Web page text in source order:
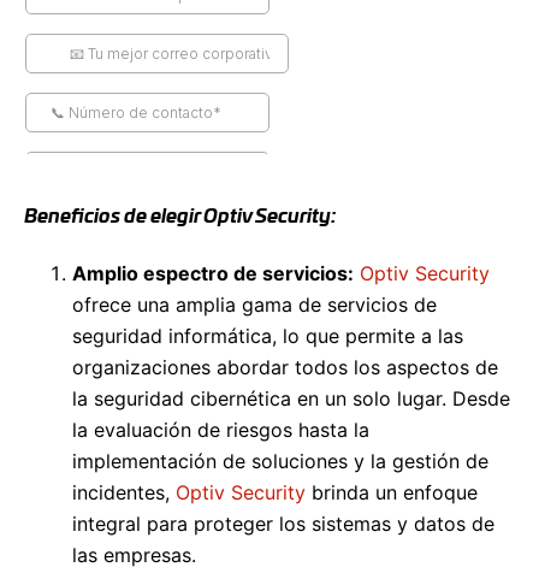
Beneficios de elegir Optiv Security:
Amplio espectro de servicios: Optiv Security
ofrece una amplia gama de servicios de
seguridad informática, lo que permite a las
organizaciones abordar todos los aspectos de
la seguridad cibernética en un solo lugar. Desde
la evaluación de riesgos hasta la
implementación de soluciones y la gestión de
incidentes, Optiv Security brinda un enfoque
integral para proteger los sistemas y datos de
las empresas.